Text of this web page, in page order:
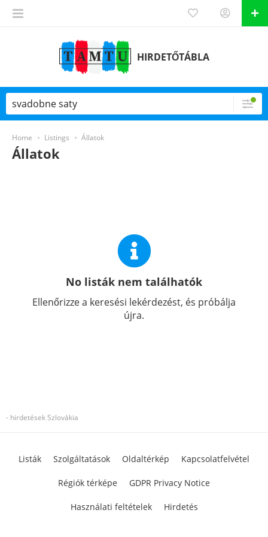
HIRDETŐTÁBLA
Home Listings Állatok
Állatok
No listák nem találhatók
Ellenőrizze a keresési lekérdezést, és próbálja
újra.
- hirdetések Szlovákia
Listák Szolgáltatások Oldaltérkép Kapcsolatfelvétel
Régiók térképe GDPR Privacy Notice
Használati feltételek Hirdetés